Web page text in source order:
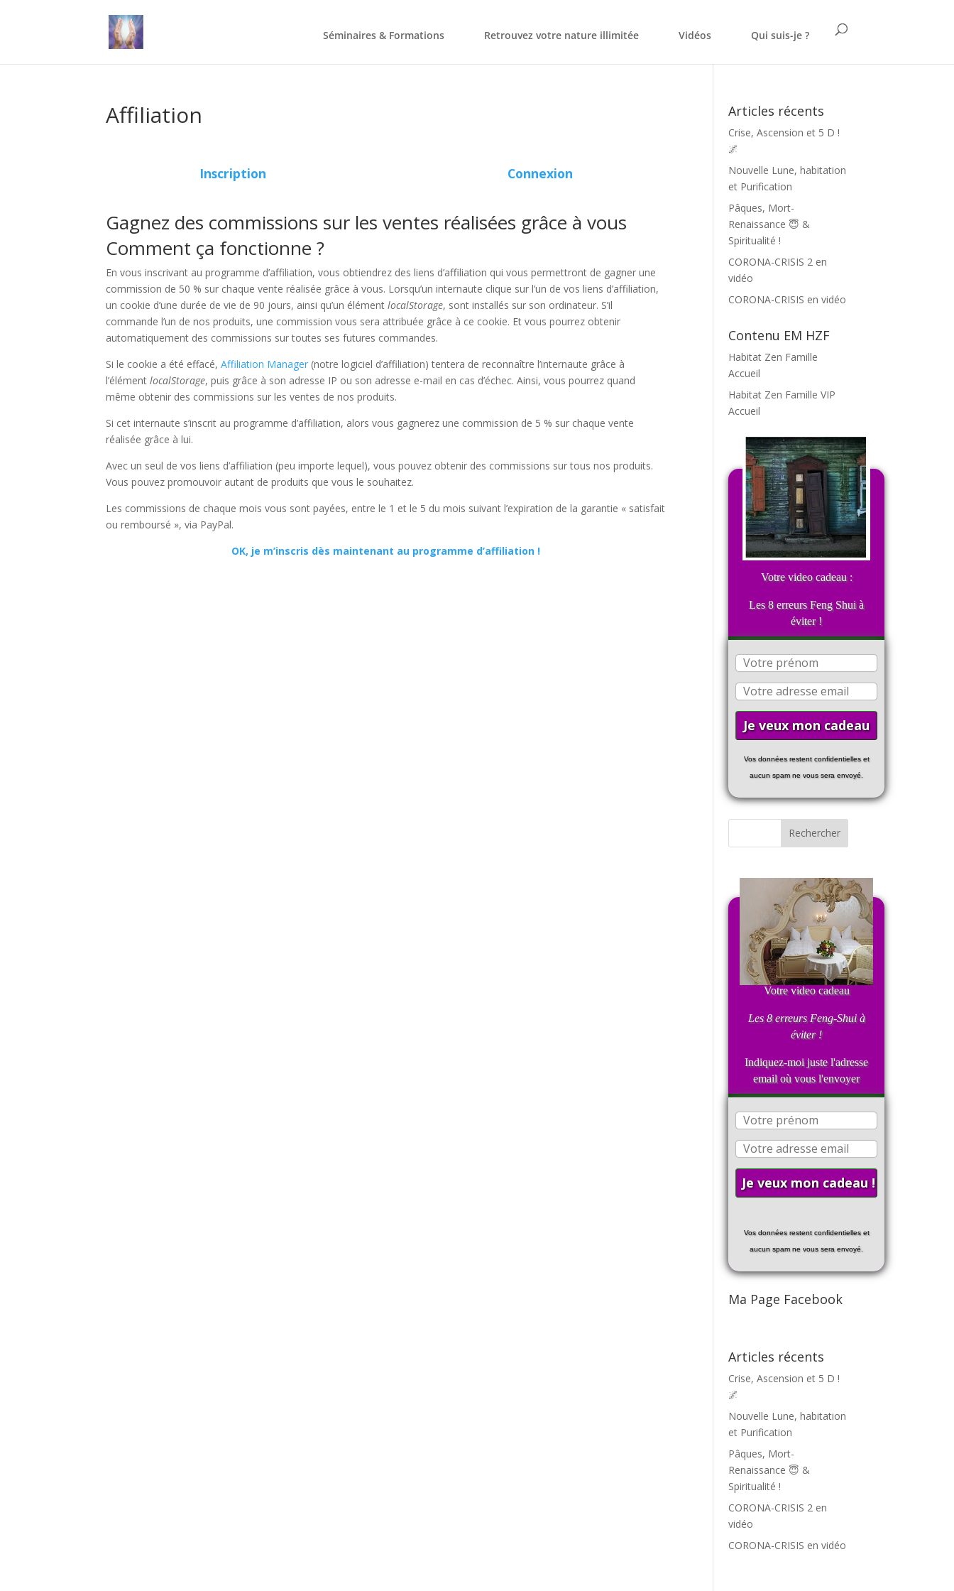
Séminaires & Formations Retrouvez votre nature illimitée Vidéos Qui suis-je ?
Affiliation
Inscription Connexion
Gagnez des commissions sur les ventes réalisées grâce à vous
Comment ça fonctionne ?
En vous inscrivant au programme d’affiliation, vous obtiendrez des liens d’affiliation qui vous permettront de gagner une
commission de 50 % sur chaque vente réalisée grâce à vous. Lorsqu’un internaute clique sur l’un de vos liens d’affiliation,
un cookie d’une durée de vie de 90 jours, ainsi qu’un élémentlocalStorage, sont installés sur son ordinateur. S’il
commande l’un de nos produits, une commission vous sera attribuée grâce à ce cookie. Et vous pourrez obtenir
automatiquement des commissions sur toutes ses futures commandes.
Si le cookie a été effacé,Affiliation Manager (notre logiciel d’affiliation) tentera de reconnaître l’internaute grâce à
l’élémentlocalStorage, puis grâce à son adresse IP ou son adresse e-mail en cas d’échec. Ainsi, vous pourrez quand
même obtenir des commissions sur les ventes de nos produits.
Si cet internaute s’inscrit au programme d’affiliation, alors vous gagnerez une commission de 5 % sur chaque vente
réalisée grâce à lui.
Avec un seul de vos liens d’affiliation (peu importe lequel), vous pouvez obtenir des commissions sur tous nos produits.
Vous pouvez promouvoir autant de produits que vous le souhaitez.
Les commissions de chaque mois vous sont payées, entre le 1 et le 5 du mois suivant l’expiration de la garantie « satisfait
ou remboursé », via PayPal.
OK, je m’inscris dès maintenant au programme d’affiliation !
Articles récents
Crise, Ascension et 5 D !
🌌
Nouvelle Lune, habitation
et Purification
Pâques, Mort-
Renaissance 😇 &
Spiritualité !
CORONA-CRISIS 2 en
vidéo
CORONA-CRISIS en vidéo
Contenu EM HZF
Habitat Zen Famille
Accueil
Habitat Zen Famille VIP
Accueil
Votre video cadeau :
Les 8 erreurs Feng Shui à
éviter !
Vos données restent confidentielles et
aucun spam ne vous sera envoyé.
Votre video cadeau
Les 8 erreurs Feng-Shuià
éviter !
Indiquez-moi juste l'adresse
email où vous l'envoyer
Vos données restent confidentielles et
aucun spam ne vous sera envoyé.
Ma Page Facebook
Articles récents
Crise, Ascension et 5 D !
🌌
Nouvelle Lune, habitation
et Purification
Pâques, Mort-
Renaissance 😇 &
Spiritualité !
CORONA-CRISIS 2 en
vidéo
CORONA-CRISIS en vidéo